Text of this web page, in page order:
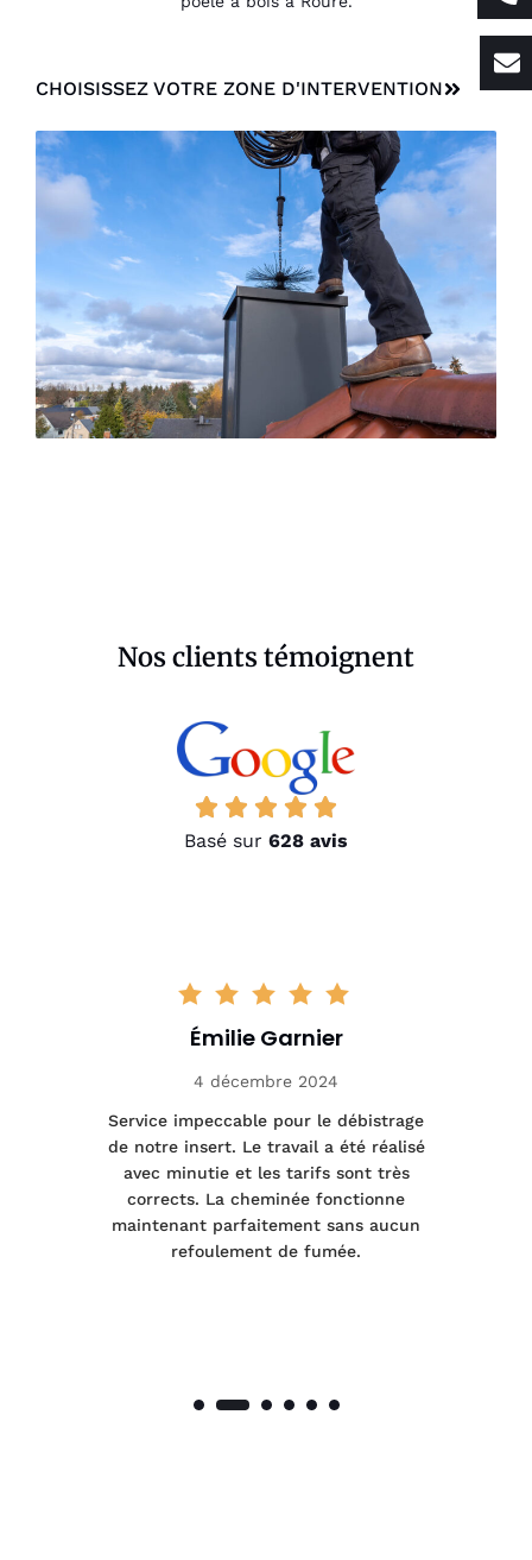
CHOISISSEZ VOTRE ZONE D'INTERVENTION
Nos clients témoignent
Basé sur 628 avis
Émilie Garnier
4 décembre 2024
Service impeccable pour le débistrage
de notre insert. Le travail a été réalisé
avec minutie et les tarifs sont très
corrects. La cheminée fonctionne
maintenant parfaitement sans aucun
refoulement de fumée.